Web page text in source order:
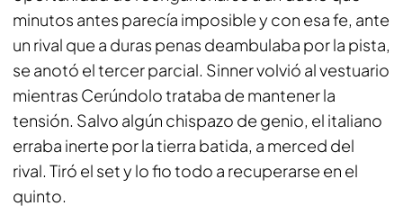
minutos antes parecía imposible y con esa fe, ante
un rival que a duras penas deambulaba por la pista,
se anotó el tercer parcial. Sinner volvió al vestuario
mientras Cerúndolo trataba de mantener la
tensión. Salvo algún chispazo de genio, el italiano
erraba inerte por la tierra batida, a merced del
rival. Tiró el set y lo fio todo a recuperarse en el
quinto.